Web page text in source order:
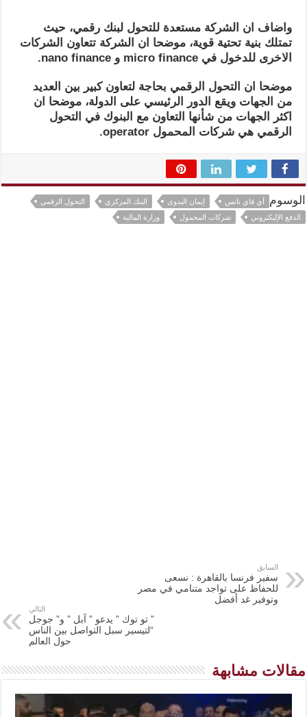
واضاف ان الشركة مستعدة للتحول لبنك رقمي، حيث
تمتلك بنية تحتية قوية، موضحا ان الشركة تتعاون الشركات
الاخرى للدخول في micro finance و nano finance
.
موضحا ان التحول الرقمي بحاجة لتعاون كبير بين العديد
من الجهات ويقع الدور الرئيسي على الدولة، موضحا ان
اكثر الجهات من شأنها التعاون مع البنوك في التحول
الرقمي هي شركات المحمول operator
.
الوسوم أي فاي نانس إيمان البدوى البنك المركزي
التحول الرقمي
الدفع الإليكتروني
شركات المحمول وزارة المالية
السابق
سفير فرنسا بالقاهرة : نسعى
للحفاظ على تواجد متنامي في مصر
وتوفير غد أفضل
التالي
” تو توك ” يدعو ” آبل ” و” جوجل
“لتيسير سبل التواصل بين الناس
حول العالم
مقالات مشابهة